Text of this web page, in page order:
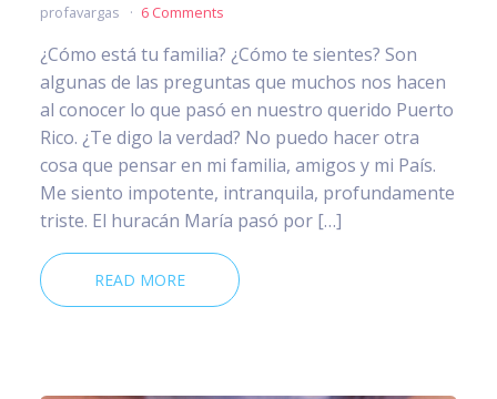
profavargas 6 Comments
¿Cómo está tu familia? ¿Cómo te sientes? Son
algunas de las preguntas que muchos nos hacen
al conocer lo que pasó en nuestro querido Puerto
Rico. ¿Te digo la verdad? No puedo hacer otra
cosa que pensar en mi familia, amigos y mi País.
Me siento impotente, intranquila, profundamente
triste. El huracán María pasó por […]
READ MORE